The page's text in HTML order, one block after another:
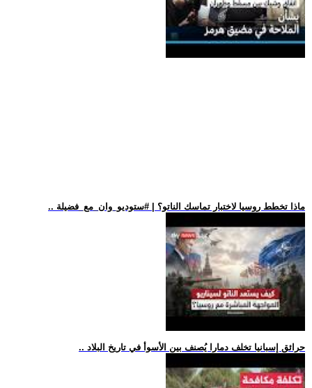
.. ماذا تخطط روسيا لاختبار تماسك الناتو؟ | #ستوديو_وان_مع_فضيلة
.. حرائق إسبانيا تخلف دمارا يُصنف بين الأسوأ في تاريخ البلاد